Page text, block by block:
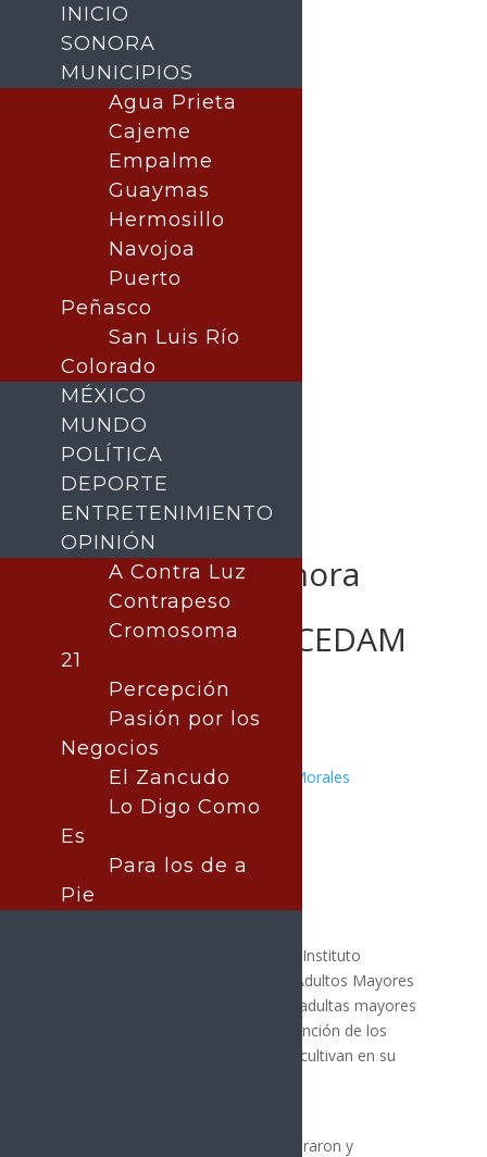
Gobierno de Sonora
impulsa huerto
comunitario en CEDAM
Cajeme
Publicado por:Juan Antonio Pérez Morales
3 marzo, 2026
El Gobierno de Sonora, a través del Instituto
Sonorense para la Atención de los Adultos Mayores
(ISAAM), informó que las personas adultas mayores
del Centro de Desarrollo para la Atención de los
Adultos Mayores (CEDAM) Cajeme cultivan en su
Con entusiasmo y dedicación, sembraron y
INICIO
SONORA
MUNICIPIOS
Agua Prieta
Cajeme
Empalme
Guaymas
Hermosillo
Navojoa
Puerto
Peñasco
San Luis Río
Colorado
MÉXICO
MUNDO
POLÍTICA
DEPORTE
ENTRETENIMIENTO
OPINIÓN
A Contra Luz
Contrapeso
Cromosoma
21
Percepción
Pasión por los
Negocios
El Zancudo
Lo Digo Como
Es
Para los de a
Pie